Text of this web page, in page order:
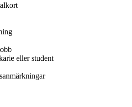
eller student